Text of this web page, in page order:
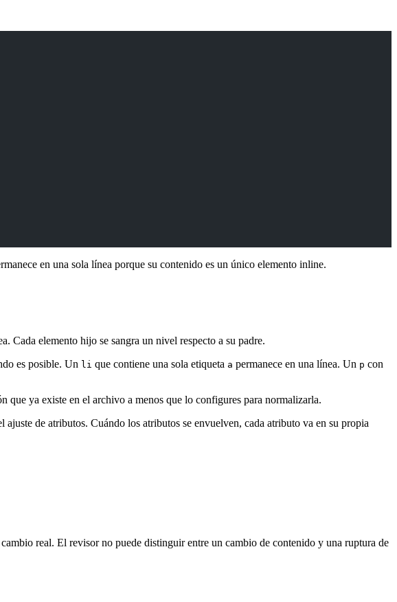
en una sola línea porque su contenido es un único elemento inline.
Cada elemento hijo se sangra un nivel respecto a su padre.
es posible. Un li que contiene una sola etiqueta a permanece en una línea. Un p con
que ya existe en el archivo a menos que lo configures para normalizarla.
de atributos. Cuándo los atributos se envuelven, cada atributo va en su propia
real. El revisor no puede distinguir entre un cambio de contenido y una ruptura de